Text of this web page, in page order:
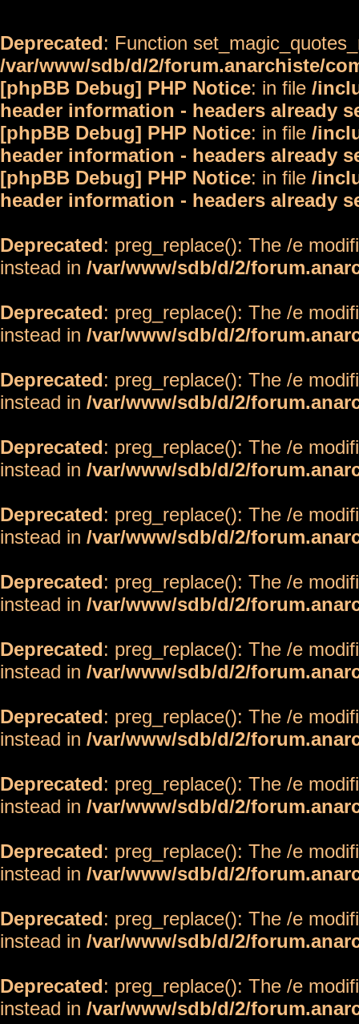
Deprecated: Function
/var/www/sdb/d/2/forum.anarchiste/
[phpBB Debug] PHP Notice: in file /
header information - headers already
[phpBB Debug] PHP Notice: in file /
header information - headers already
[phpBB Debug] PHP Notice: in file /
header information - headers already
Deprecated: preg_replace(): The /e
instead in /var/www/sdb/d/2/
Deprecated: preg_replace(): The /e
instead in /var/www/sdb/d/2/
Deprecated: preg_replace(): The /e
instead in /var/www/sdb/d/2/
Deprecated: preg_replace(): The /e
instead in /var/www/sdb/d/2/
Deprecated: preg_replace(): The /e
instead in /var/www/sdb/d/2/
Deprecated: preg_replace(): The /e
instead in /var/www/sdb/d/2/
Deprecated: preg_replace(): The /e
instead in /var/www/sdb/d/2/
Deprecated: preg_replace(): The /e
instead in /var/www/sdb/d/2/
Deprecated: preg_replace(): The /e
instead in /var/www/sdb/d/2/
Deprecated: preg_replace(): The /e
instead in /var/www/sdb/d/2/
Deprecated: preg_replace(): The /e
instead in /var/www/sdb/d/2/
Deprecated: preg_replace(): The /e
instead in /var/www/sdb/d/2/